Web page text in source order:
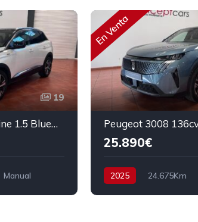
19
Peugeot 3008 GT Line 1.5 BlueHDI 130cv
Manual
En Venta
25.890€
2025 24.675Km